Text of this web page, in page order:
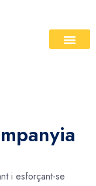
i esforçant-se